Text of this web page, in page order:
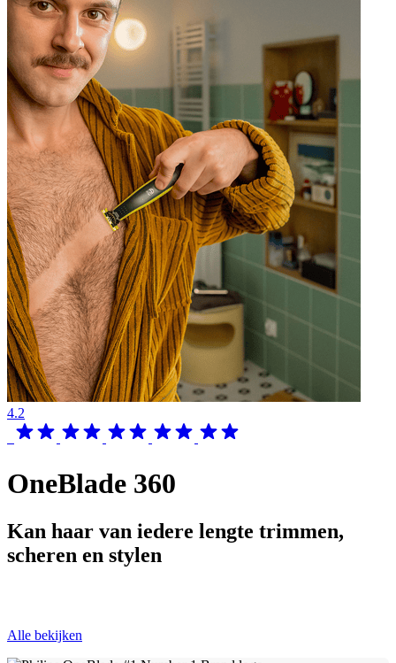
4.2
OneBlade 360
Kan haar van iedere lengte trimmen,
scheren en stylen
Alle bekijken